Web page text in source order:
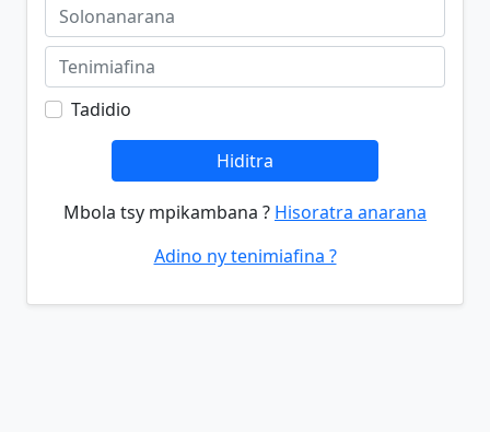
Tadidio
Hiditra
Mbola tsy mpikambana ? Hisoratra anarana
Adino ny tenimiafina ?